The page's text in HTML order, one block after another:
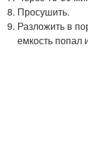
Просушить.
Разложить в
емкость попал